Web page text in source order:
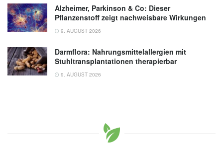
Alzheimer, Parkinson & Co: Dieser
Pflanzenstoff zeigt nachweisbare Wirkungen
9. AUGUST 2026
Darmflora: Nahrungsmittelallergien mit
Stuhltransplantationen therapierbar
9. AUGUST 2026